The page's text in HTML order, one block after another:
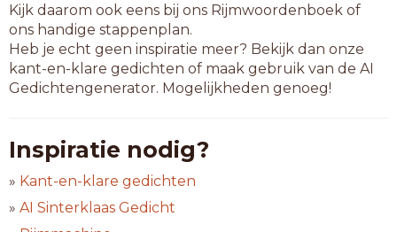
Kijk daarom ook eens bij ons Rijmwoordenboek of
ons handige stappenplan.
Heb je echt geen inspiratie meer? Bekijk dan onze
kant-en-klare gedichten of maak gebruik van de AI
Gedichtengenerator. Mogelijkheden genoeg!
Inspiratie nodig?
» Kant-en-klare gedichten
» AI Sinterklaas Gedicht